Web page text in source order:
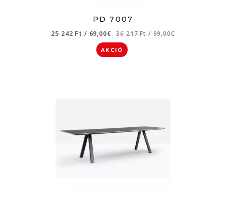
PD 7007
25 242 Ft / 69,00€ 36 217 Ft/ 99,00€
AKCIÓ